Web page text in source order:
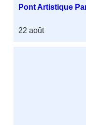
Pont Artistique
22 août